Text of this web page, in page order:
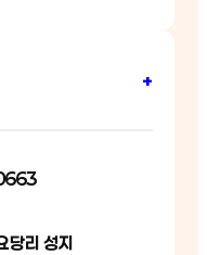
+
당리 성지